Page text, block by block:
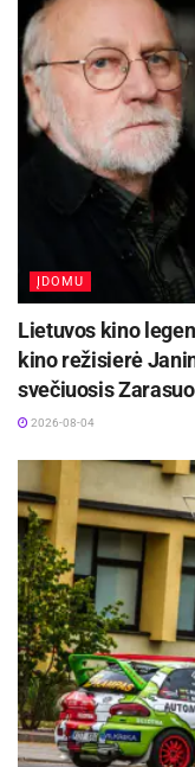
ĮDOMU
Lietuvos kino
kino režisierė
svečiuosis
2026-08-04